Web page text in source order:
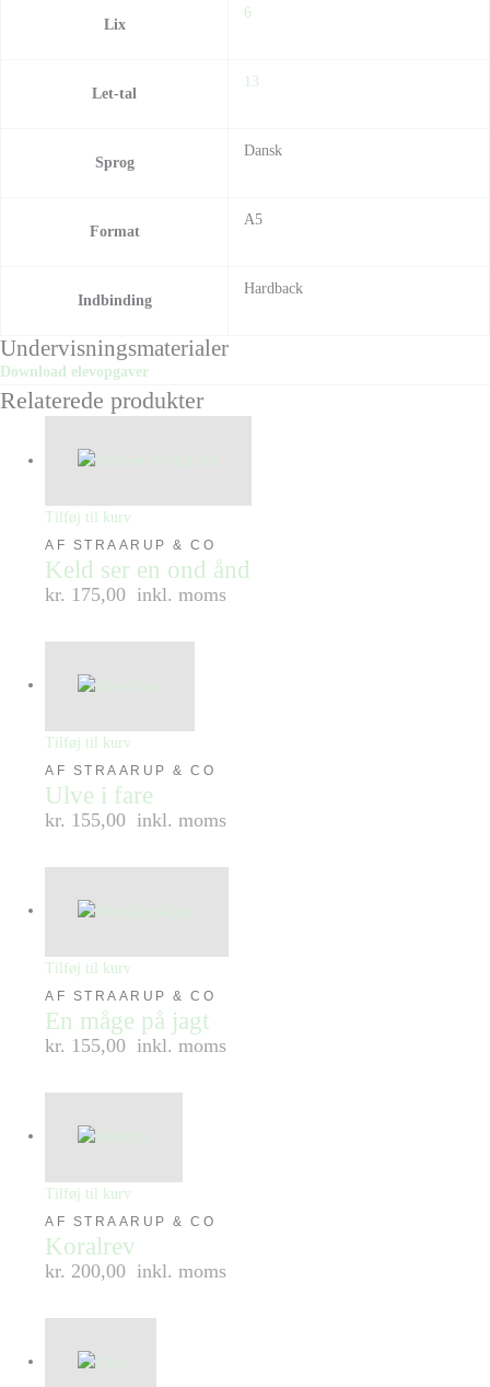
Lix
6
Let-tal
13
Sprog
Dansk
Format
A5
Indbinding
Hardback
Undervisningsmaterialer
Download elevopgaver
Relaterede produkter
Tilføj til kurv
AF STRAARUP & CO
Keld ser en ond ånd
kr. 175,00 inkl. moms
Tilføj til kurv
AF STRAARUP & CO
Ulve i fare
kr. 155,00 inkl. moms
Tilføj til kurv
AF STRAARUP & CO
En måge på jagt
kr. 155,00 inkl. moms
Tilføj til kurv
AF STRAARUP & CO
Koralrev
kr. 200,00 inkl. moms